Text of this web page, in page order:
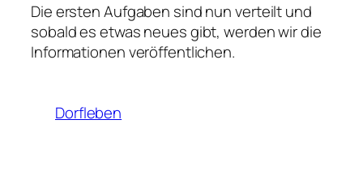
Die ersten Aufgaben sind nun verteilt und
sobald es etwas neues gibt, werden wir die
Informationen veröffentlichen.
Dorfleben